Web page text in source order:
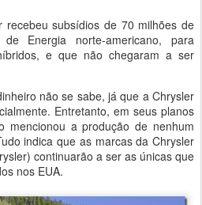
recebeu subsídios de 70 milhões de
Energia norte-americano, para
e que não chegaram a ser
não se sabe, já que a Chrysler
Entretanto, em seus planos
mencionou a produção de nenhum
indica que as marcas da Chrysler
continuarão a ser as únicas que
nos EUA.